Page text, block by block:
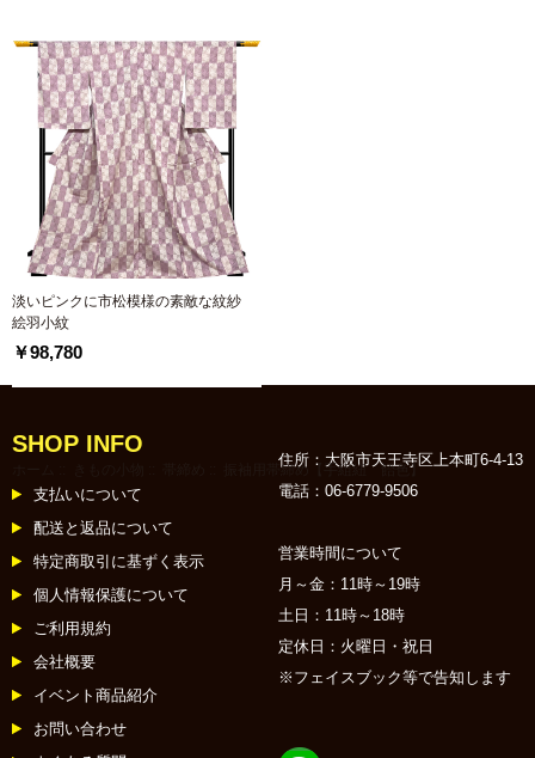
淡いピンクに市松模様の素敵な紋紗
絵羽小紋
￥98,780
:: 振袖用帯締め【手組紐 飴色】
SHOP INFO
支払いについて
配送と返品について
特定商取引に基ずく表示
個人情報保護について
ご利用規約
会社概要
イベント商品紹介
お問い合わせ
住所：大阪市天王寺区上本町6-4-13
電話：06-6779-9506
営業時間について
月～金：11時～19時
土日：11時～18時
定休日：火曜日・祝日
※フェイスブック等で告知します